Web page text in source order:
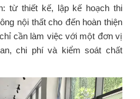
từ thiết kế, lập kế hoạch thi
nội thất cho đến hoàn thiện
cần làm việc với một đơn vị
chi phí và kiểm soát chất